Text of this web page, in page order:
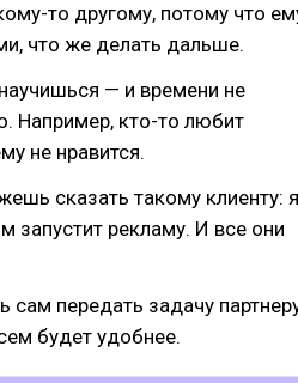
то другому, потому что
что же делать дальше.
— и времени не
Например, кто-то любит
не нравится.
сказать такому клиенту: я
запустит рекламу. И все они
передать задачу
будет удобнее.